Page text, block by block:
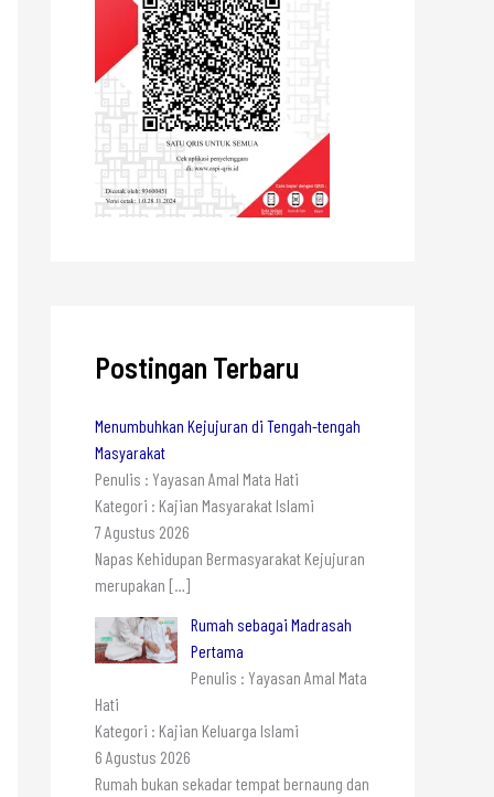
Postingan Terbaru
Menumbuhkan Kejujuran di Tengah-tengah
Masyarakat
Penulis : Yayasan Amal Mata Hati
Kategori : Kajian Masyarakat Islami
7 Agustus 2026
Napas Kehidupan Bermasyarakat Kejujuran
merupakan […]
Rumah sebagai Madrasah
Pertama
Penulis : Yayasan Amal Mata
Hati
Kategori : Kajian Keluarga Islami
6 Agustus 2026
Rumah bukan sekadar tempat bernaung dan